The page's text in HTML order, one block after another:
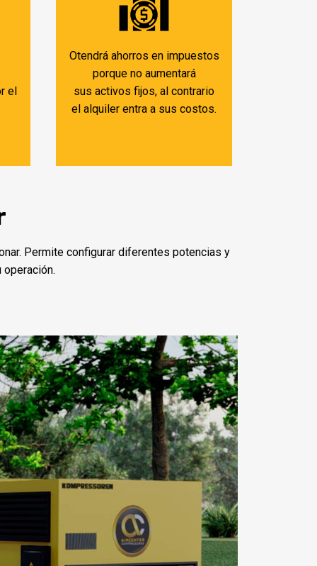
el
Otendrá ahorros en impuestos
porque no aumentará
sus activos fijos, al contrario
el alquiler entra a sus costos.
Permite configurar diferentes potencias y